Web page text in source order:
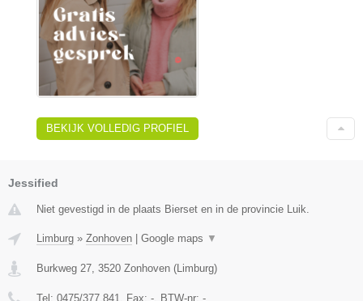
BEKIJK VOLLEDIG PROFIEL
Jessified
Niet gevestigd in de plaats Bierset en in de provincie Luik.
Limburg » Zonhoven | Google maps ▼
Burkweg 27 3520 Zonhoven (Limburg)
Tel: 0475/377.841 , Fax: - , BTW-nr: -